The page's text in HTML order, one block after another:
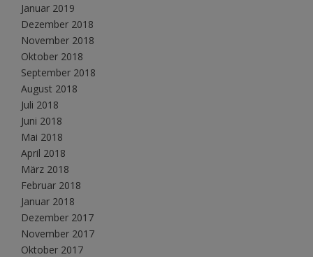
Januar 2019
Dezember 2018
November 2018
Oktober 2018
September 2018
August 2018
Juli 2018
Juni 2018
Mai 2018
April 2018
März 2018
Februar 2018
Januar 2018
Dezember 2017
November 2017
Oktober 2017